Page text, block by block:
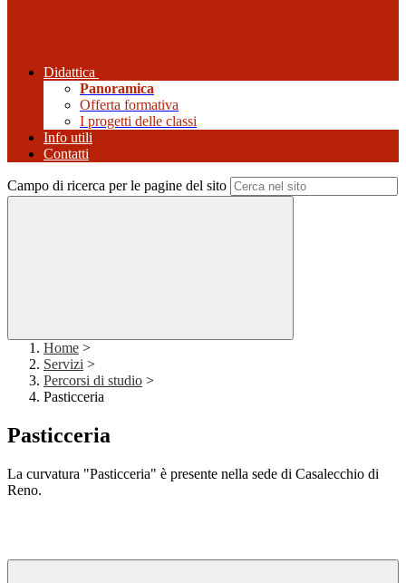
Didattica
Panoramica
Offerta formativa
I progetti delle classi
Info utili
Contatti
Campo di ricerca per le pagine del sito
Home >
Servizi >
Percorsi di studio >
Pasticceria
Pasticceria
La curvatura "Pasticceria" è presente nella sede di Casalecchio di
Reno.